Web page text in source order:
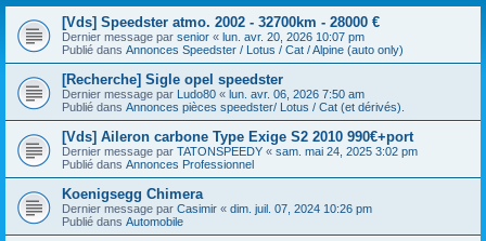
[Vds] Speedster atmo. 2002 - 32700km - 28000 €
Dernier message par senior « lun. avr. 20, 2026 10:07 pm
Publié dans Annonces Speedster / Lotus / Cat / Alpine (auto only)
[Recherche] Sigle opel speedster
Dernier message par Ludo80 « lun. avr. 06, 2026 7:50 am
Publié dans Annonces pièces speedster/ Lotus / Cat (et dérivés).
[Vds] Aileron carbone Type Exige S2 2010 990€+port
Dernier message par TATONSPEEDY « sam. mai 24, 2025 3:02 pm
Publié dans Annonces Professionnel
Koenigsegg Chimera
Dernier message par Casimir « dim. juil. 07, 2024 10:26 pm
Publié dans Automobile